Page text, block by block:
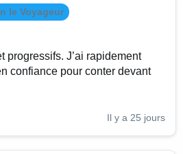
le Voyageur
progressifs. J’ai rapidement
confiance pour conter devant
Il y a 25 jours